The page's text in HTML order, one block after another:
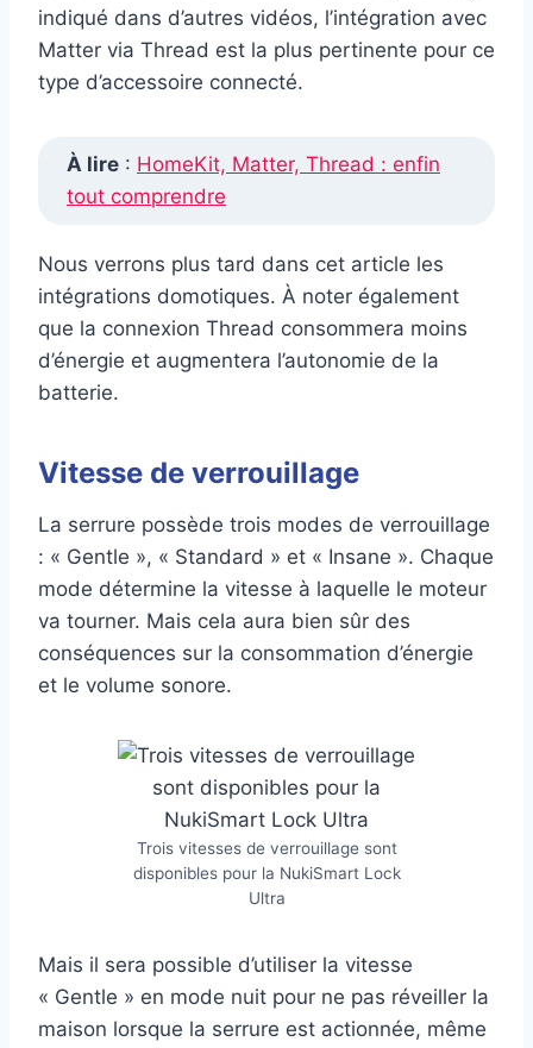
indiqué dans d’autres vidéos, l’intégration avec
Matter via Thread est la plus pertinente pour ce
type d’accessoire connecté.
À lire : HomeKit, Matter, Thread : enfin
tout comprendre
Nous verrons plus tard dans cet article les
intégrations domotiques. À noter également
que la connexion Thread consommera moins
d’énergie et augmentera l’autonomie de la
batterie.
Vitesse de verrouillage
La serrure possède trois modes de verrouillage
: « Gentle », « Standard » et « Insane ». Chaque
mode détermine la vitesse à laquelle le moteur
va tourner. Mais cela aura bien sûr des
conséquences sur la consommation d’énergie
et le volume sonore.
Trois vitesses de verrouillage sont
disponibles pour la NukiSmart Lock
Ultra
Mais il sera possible d’utiliser la vitesse
« Gentle » en mode nuit pour ne pas réveiller la
maison lorsque la serrure est actionnée, même